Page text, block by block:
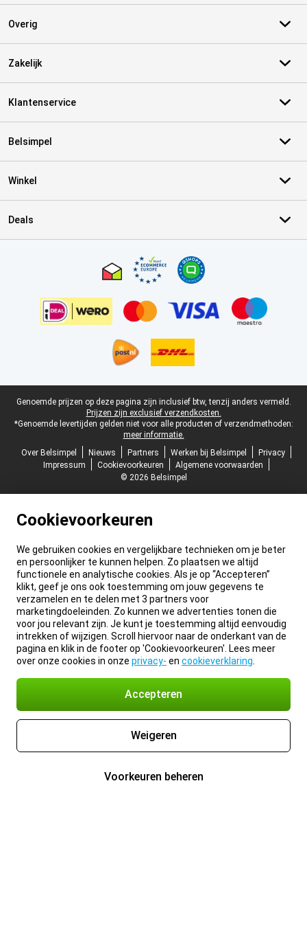
Overig
Zakelijk
Klantenservice
Belsimpel
Winkel
Deals
Juridische voettekst
Genoemde prijzen op deze pagina zijn inclusief btw, tenzij anders vermeld.
Prijzen zijn exclusief verzendkosten.
*Genoemde levertijden gelden niet voor alle producten of verzendmethoden:
meer informatie.
Over Belsimpel
Nieuws Partners Werken bij Belsimpel
Privacy
Impressum
Cookievoorkeuren
Algemene voorwaarden
© 2026 Belsimpel
Cookievoorkeuren
We gebruiken cookies en vergelijkbare technieken om je beter
en persoonlijker te kunnen helpen. Zo plaatsen we altijd
functionele en analytische cookies. Als je op “Accepteren”
klikt, geef je ons ook toestemming om jouw gegevens te
verzamelen en te delen met 3 partners voor
marketingdoeleinden. Zo kunnen we advertenties tonen die
voor jou relevant zijn. Je kunt je toestemming altijd eenvoudig
intrekken of wijzigen. Scroll hiervoor naar de onderkant van de
pagina en klik in de footer op 'Cookievoorkeuren'. Lees meer
over onze cookies in onze privacy- en cookieverklaring
Accepteren
Weigeren
Voorkeuren beheren